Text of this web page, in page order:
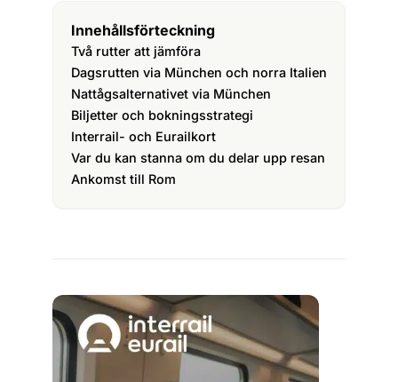
Innehållsförteckning
Två rutter att jämföra
Dagsrutten via München och norra Italien
Nattågsalternativet via München
Biljetter och bokningsstrategi
Interrail- och Eurailkort
Var du kan stanna om du delar upp resan
Ankomst till Rom